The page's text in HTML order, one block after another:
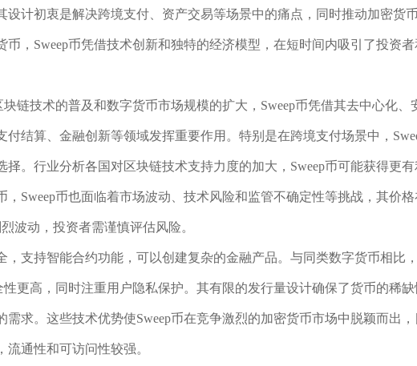
设计初衷是解决跨境支付、资产交易等场景中的痛点，同时推动加密货
，Sweep币凭借技术创新和独特的经济模型，在短时间内吸引了投资
链技术的普及和数字货币市场规模的扩大，Sweep币凭借其去中心化、
结算、金融创新等领域发挥重要作用。特别是在跨境支付场景中，
。行业分析各国对区块链技术支持力度的加大，Sweep币可能获得更有
Sweep币也面临着市场波动、技术风险和监管不确定性等挑战，其价
波动，投资者需谨慎评估风险。
支持智能合约功能，可以创建复杂的金融产品。与同类数字货币相比，
更高，同时注重用户隐私保护。其有限的发行量设计确保了货币的稀缺
求。这些技术优势使Sweep币在竞争激烈的加密货币市场中脱颖而出
通性和可访问性较强。